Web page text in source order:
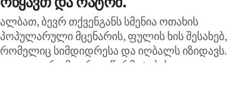
ალბათ, ბევრ თქვენგანს სმენია ოთახის
პოპულარული მცენარის, ფულის ხის შესახებ,
რომელიც სიმდიდრესა და იღბალს იზიდავს.
იცოდით, რომ გარდა წარმატებისა და